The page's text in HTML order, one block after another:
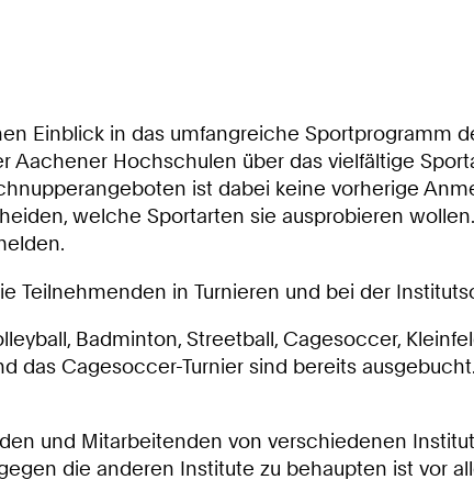
Einblick in das umfangreiche Sportprogramm
Hochschulen über das vielfältige
ist dabei keine vorherige
welche Sportarten sie ausprobieren
Teilnehmenden in Turnieren und bei der
Badminton, Streetball, Cagesoccer,
das Cagesoccer-Turnier sind bereits
und Mitarbeitenden von verschiedenen
die anderen Institute zu behaupten ist vor